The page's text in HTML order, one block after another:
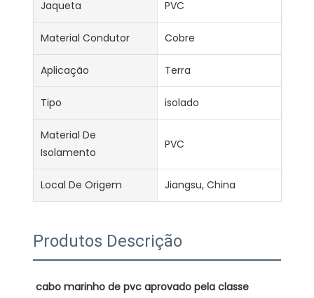
Jaqueta PVC
Material Condutor Cobre
Aplicação Terra
Tipo isolado
Material De
Isolamento
PVC
Local De Origem Jiangsu, China
Produtos Descrição
cabo marinho de pvc aprovado pela classe